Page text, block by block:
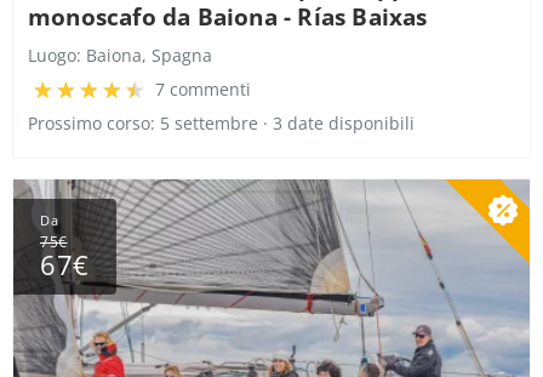
monoscafo da Baiona - Rías Baixas
Luogo: Baiona, Spagna
7 commenti
Prossimo corso: 5 settembre · 3 date disponibili
Da
75€
67€